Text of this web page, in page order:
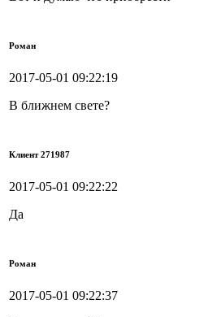
Роман
2017-05-01 09:22:19
В ближнем свете?
Клиент 271987
2017-05-01 09:22:22
Да
Роман
2017-05-01 09:22:37